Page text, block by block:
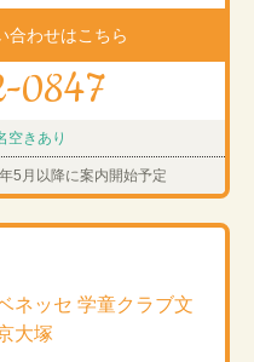
合わせはこちら
0847
空きあり
5月以降に案内開始予定
ネッセ 学童クラブ文
大塚